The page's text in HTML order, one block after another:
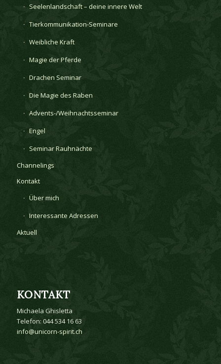
Seelenlandschaft – deine innere Welt
Tierkommunikation-Seminare
Weibliche Kraft
Magie der Pferde
Drachen Seminar
Die Magie des Raben
Advents-/Weihnachtsseminar
Engel
Seminar Rauhnächte
Channelings
Kontakt
Über mich
Interessante Adressen
Aktuell
KONTAKT
Michaela Ghisletta
Telefon: 044 534 16 63
info@unicorn-spirit.ch